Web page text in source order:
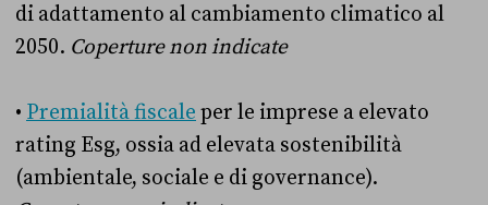
di adattamento al cambiamento climatico al
2050. Coperture non indicate
• Premialità fiscale per le imprese a elevato
rating Esg, ossia ad elevata sostenibilità
(ambientale, sociale e di governance).